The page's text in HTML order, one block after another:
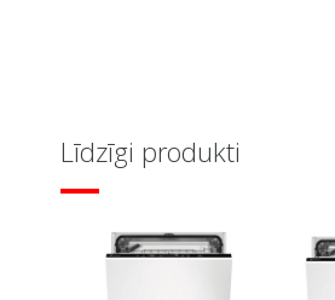
Līdzīgi produkti